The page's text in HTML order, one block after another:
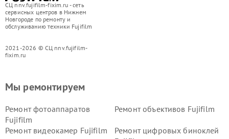
СЦ nnv.fujifilm-fixim.ru - сеть
сервисных центров в Нижнем
Новгороде по ремонту и
обслуживанию техники Fujifilm
2021-2026 © СЦ nnv.fujifilm-
fixim.ru
Мы ремонтируем
Ремонт фотоаппаратов
Fujifilm
Ремонт объективов Fujifilm
Ремонт видеокамер Fujifilm
Ремонт цифровых биноклей